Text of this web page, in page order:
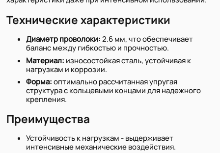
Технические характеристики
Диаметр проволоки:2.6 мм, что обеспечивает
баланс между гибкостью и прочностью.
Материал: износостойкая сталь, устойчивая к
нагрузкам и коррозии.
Форма:оптимально рассчитанная упругая
структура с кольцевыми концами для надежного
крепления.
Преимущества
Устойчивость к нагрузкам - выдерживает
интенсивные механические воздействия.